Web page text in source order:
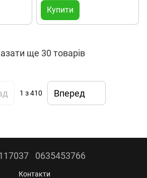
Купити
ще 30 товарів
1 з 410 Вперед
0635453766
Контакти